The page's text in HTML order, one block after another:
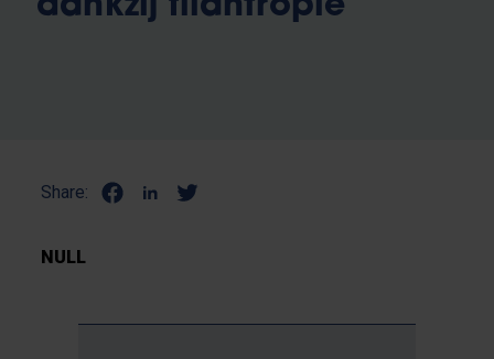
dankzij filantropie
Share:
NULL